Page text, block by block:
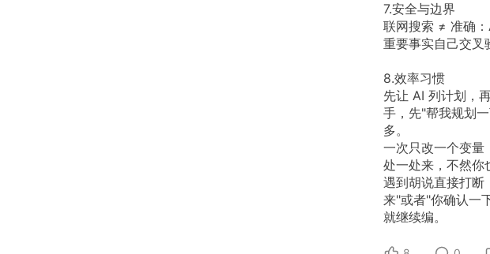
7.安全与边界
联网搜索 ≠ 准确
重要事实自己交叉
8.效率习惯
先让 AI 列计划，
手，先"帮我规划
多。
一次只改一个变量
处一处来，不然你
遇到胡说直接打断
来"或者"你确认
就继续编。